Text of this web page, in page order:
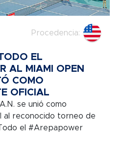
Procedencia:
EL
AL MIAMI OPEN
COMO
OFICIAL
se unió como
al reconocido torneo de
el #Arepapower